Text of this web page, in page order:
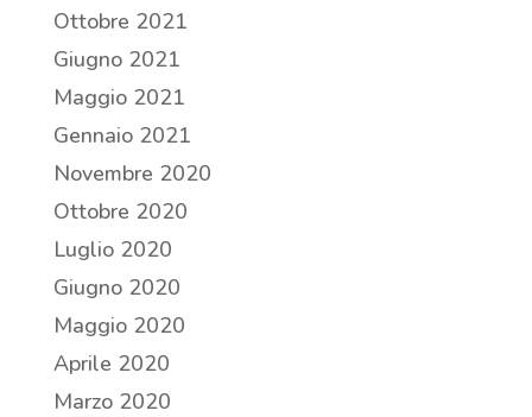
Ottobre 2021
Giugno 2021
Maggio 2021
Gennaio 2021
Novembre 2020
Ottobre 2020
Luglio 2020
Giugno 2020
Maggio 2020
Aprile 2020
Marzo 2020